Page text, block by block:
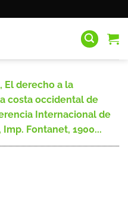
El derecho a la
costa occidental de
Internacional de
Imp. Fontanet, 1900...